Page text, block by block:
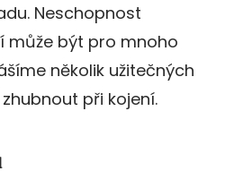
Neschopnost
může být pro mnoho
několik užitečných
při kojení.